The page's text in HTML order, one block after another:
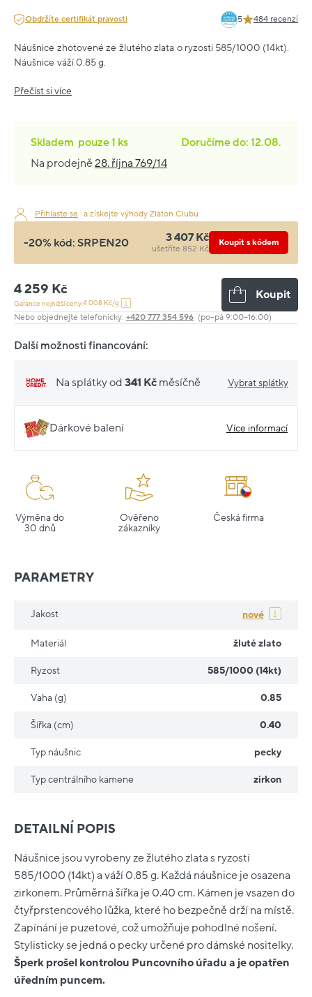
Obdržíte certifikát pravosti 5 484 recenzí
Náušnice zhotovené ze žlutého zlata o ryzosti 585/1000 (14kt).
Náušnice váží 0.85 g.
Přečíst si více
Skladem pouze1 ks
Doručíme do: 12.08.
Na prodejně28. října 769/14
Přihlaste se a získejte výhody Zlaton Clubu
-20% kód: SRPEN20 3 407 Kč
ušetříte 852 Kč
Koupit s kódem
4 259 Kč
Garance nejnižší ceny:4 008 Kč/g
Koupit
Nebo objednejte telefonicky: +420 777 354 596 (po–pá 9:00–16:00)
Další možnosti financování:
Na splátky od 341 Kč měsíčně Vybrat splátky
Dárkové balení Více informací
Výměna do
30 dnů
Ověřeno
zákazníky
Česká firma
DETAILNÍ POPIS
Náušnice jsou vyrobeny ze žlutého zlata s ryzostí
585/1000 (14kt) a váží 0.85 g. Každá náušnice je osazena
zirkonem. Průměrná šířka je 0.40 cm. Kámen je vsazen do
čtyřprstencového lůžka, které ho bezpečně drží na místě.
Zapínání je puzetové, což umožňuje pohodlné nošení.
Stylisticky se jedná o pecky určené pro dámské nositelky.
Šperk prošel kontrolou Puncovního úřadu a je opatřen
úředním puncem.
PARAMETRY
Jakost nové
Materiál žluté zlato
Ryzost 585/1000 (14kt)
Vaha (g) 0.85
Šířka (cm) 0.40
Typ náušnic pecky
Typ centrálního kamene zirkon